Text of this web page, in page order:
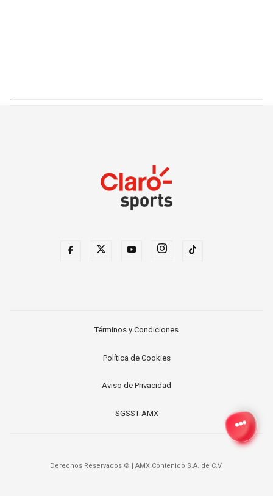
Términos y Condiciones
Política de Cookies
Aviso de Privacidad
SGSST AMX
Derechos Reservados © AMX Contenido S.A. de C.V.